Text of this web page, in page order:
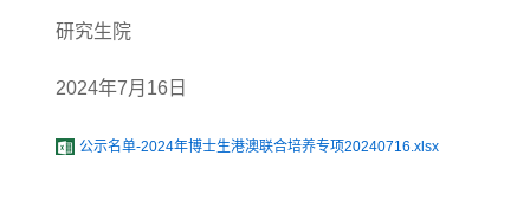
研究生院
2024年7月16日
公示名单-2024年博士生港澳联合培养专项20240716.xlsx